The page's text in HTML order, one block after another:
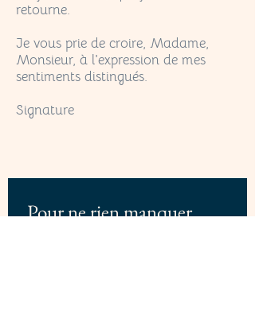
retourne.
Je vous prie de croire, Madame,
Monsieur, à l'expression de mes
sentiments distingués.
Signature
Pour ne rien manquer,